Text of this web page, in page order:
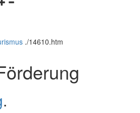
./14610.htm
.